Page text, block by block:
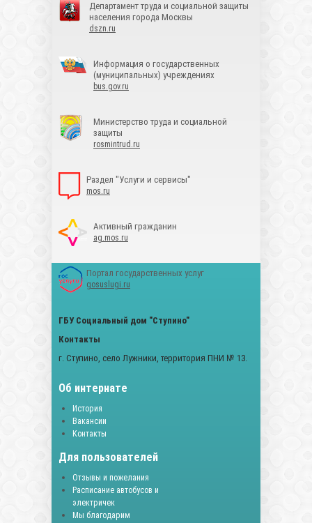
Департамент труда и социальной защиты
населения города Москвы
dszn.ru
Информация о государственных
(муниципальных) учреждениях
bus.gov.ru
Министерство труда и социальной
защиты
rosmintrud.ru
Раздел "Услуги и сервисы"
mos.ru
Активный гражданин
ag.mos.ru
Портал государственных услуг
gosuslugi.ru
ГБУ Социальный дом "Ступино"
Контакты
г. Ступино, село Лужники, территория ПНИ № 13.
Об интернате
История
Вакансии
Контакты
Для пользователей
Отзывы и пожелания
Расписание автобусов и
электричек
Мы благодарим